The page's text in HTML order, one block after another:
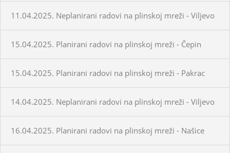
11.04.2025. Neplanirani radovi na plinskoj mreži - Viljevo
15.04.2025. Planirani radovi na plinskoj mreži - Čepin
15.04.2025. Planirani radovi na plinskoj mreži - Pakrac
14.04.2025. Neplanirani radovi na plinskoj mreži - Viljevo
16.04.2025. Planirani radovi na plinskoj mreži - Našice